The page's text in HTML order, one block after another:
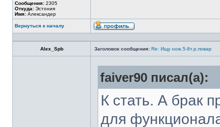
Сообщения: 2305
Откуда: Эстония
Имя: Александер
Вернуться к началу
Alex_Spb Заголовок сообщения: Re: Ищу нож.5-8т.р.повар
faiver90 писал(а):
К стать. А брак
для